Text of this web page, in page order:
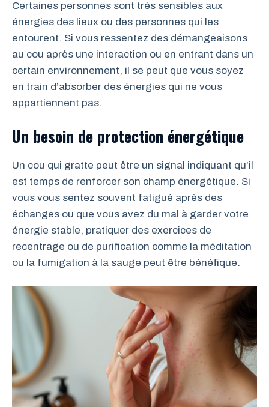
Certaines personnes sont très sensibles aux
énergies des lieux ou des personnes qui les
entourent. Si vous ressentez des démangeaisons
au cou après une interaction ou en entrant dans un
certain environnement, il se peut que vous soyez
en train d’absorber des énergies qui ne vous
appartiennent pas.
Un besoin de protection énergétique
Un cou qui gratte peut être un signal indiquant qu’il
est temps de renforcer son champ énergétique. Si
vous vous sentez souvent fatigué après des
échanges ou que vous avez du mal à garder votre
énergie stable, pratiquer des exercices de
recentrage ou de purification comme la méditation
ou la fumigation à la sauge peut être bénéfique.